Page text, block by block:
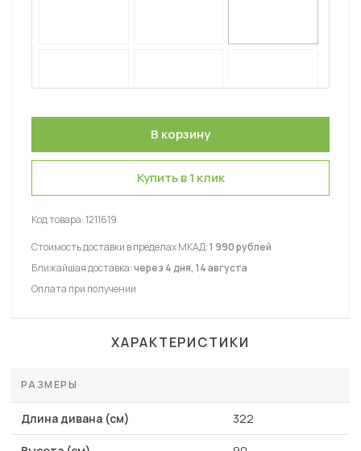
Купить в 1 клик
Код товара:1211619
Стоимость доставки в пределах МКАД:1 990 рублей
Ближайшая доставка:через 4 дня, 14 августа
Оплата при получении
ХАРАКТЕРИСТИКИ
РАЗМЕРЫ
Длина дивана (см) 322